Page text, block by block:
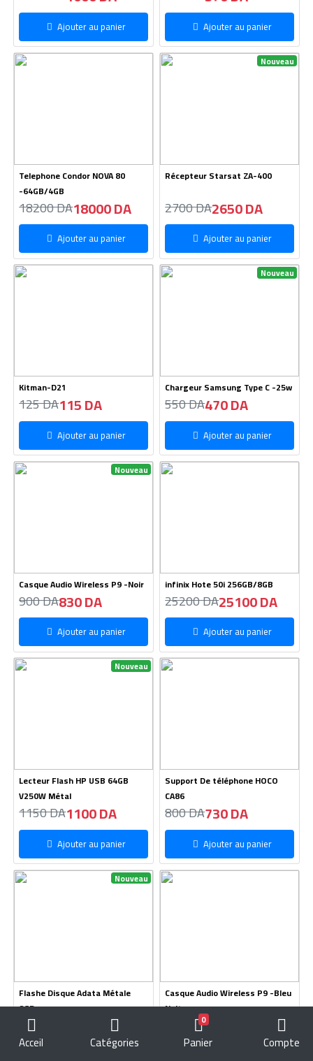
Acceil Catégories
0
Panier Compte
Ajouter au panier Ajouter au panier
Telephone Condor NOVA 80
-64GB/4GB
18200 DA18000 DA
Ajouter au panier
Nouveau
Récepteur Starsat ZA-400
2700 DA2650 DA
Ajouter au panier
Kitman-D21
125 DA115 DA
Ajouter au panier
Nouveau
Chargeur Samsung Type C -25w
550 DA470 DA
Ajouter au panier
Nouveau
Casque Audio Wireless P9 -Noir
900 DA830 DA
Ajouter au panier
infinix Hote 50i 256GB/8GB
25200 DA25100 DA
Ajouter au panier
Nouveau
Lecteur Flash HP USB 64GB
V250W Métal
1150 DA1100 DA
Ajouter au panier
Support De téléphone HOCO
CA86
800 DA730 DA
Ajouter au panier
Nouveau
Flashe Disque Adata Métale
8GB
780 DA
Casque Audio Wireless P9 -Bleu
Nuit
790 DA830 DA